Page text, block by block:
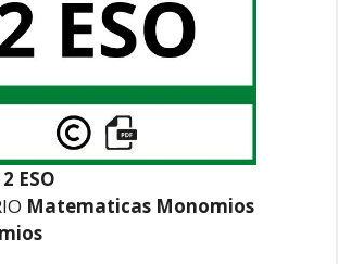
2 ESO
Matematicas Monomios